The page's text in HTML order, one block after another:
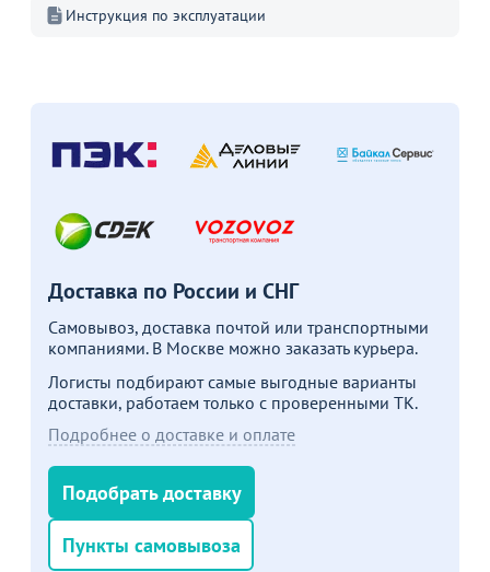
Инструкция по эксплуатации
Доставка по России и СНГ
Самовывоз, доставка почтой или транспортными
компаниями. В Москве можно заказать курьера.
Логисты подбирают самые выгодные варианты
доставки, работаем только с проверенными ТК.
Подробнее о доставке и оплате
Подобрать доставку
Пункты самовывоза
Оптовая цена
Диван Джоинт, 2-х местный
В корзину
Пуф Арес, серый
В наличии 58 шт.
Пожизненная
гарантия
на стулья ХИТ 20/25!
Перейдите, чтобы узнать